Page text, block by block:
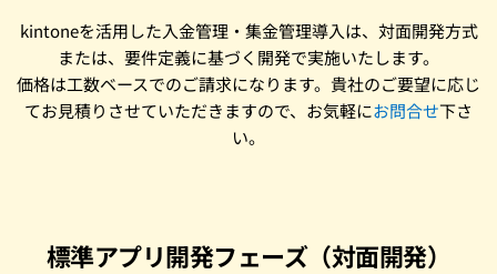
kintoneを活用した入金管理・集金管理導入は、対面開発方式
または、要件定義に基づく開発で実施いたします。
価格は工数ベースでのご請求になります。貴社のご要望に応じ
てお見積りさせていただきますので、お気軽にお問合せ下さ
い。
標準アプリ開発フェーズ（対面開発）